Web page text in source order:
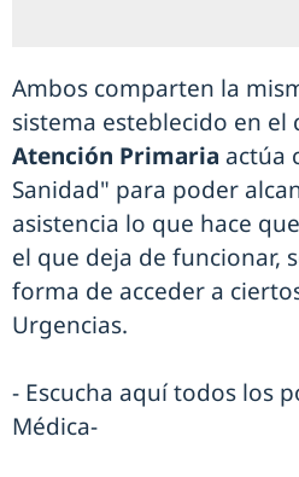
Ambos comparten la
sistema esteblecido en el
Atención Primaria actúa
Sanidad" para poder
asistencia lo que hace
el que deja de funcionar,
forma de acceder a
Urgencias.
- Escucha aquí todos los
Médica-